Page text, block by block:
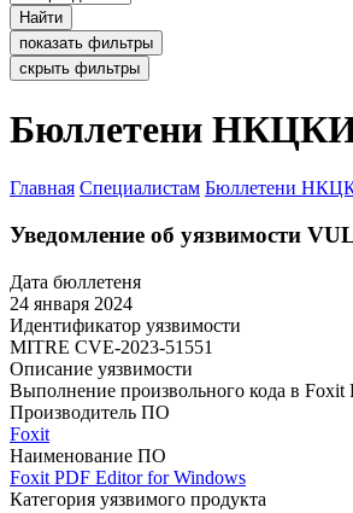
Найти
показать фильтры
скрыть фильтры
Бюллетени
Главная Специалистам Бюллетени
Уведомление об уязвимости
Дата бюллетеня
24 января 2024
Идентификатор уязвимости
MITRE CVE-2023-51551
Описание уязвимости
Выполнение произвольного кода в
Производитель ПО
Foxit
Наименование ПО
Foxit PDF Editor for Windows
Категория уязвимого продукта